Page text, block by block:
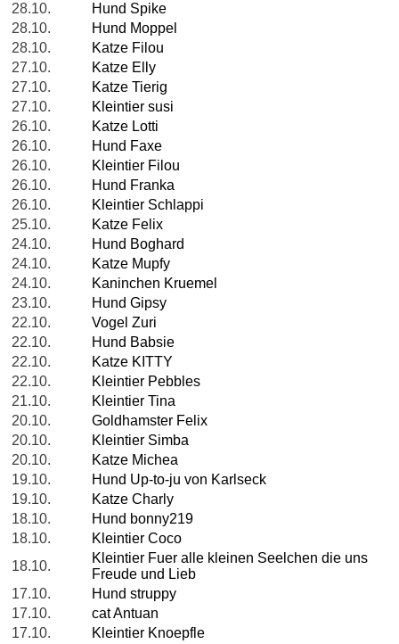
28.10.
Hund Spike
28.10.
Hund Moppel
28.10.
Katze Filou
27.10.
Katze Elly
27.10.
Katze Tierig
27.10.
Kleintier susi
26.10.
Katze Lotti
26.10.
Hund Faxe
26.10.
Kleintier Filou
26.10.
Hund Franka
26.10.
Kleintier Schlappi
25.10.
Katze Felix
24.10.
Hund Boghard
24.10.
Katze Mupfy
24.10.
Kaninchen Kruemel
23.10.
Hund Gipsy
22.10.
Vogel Zuri
22.10.
Hund Babsie
22.10.
Katze KITTY
22.10.
Kleintier Pebbles
21.10.
Kleintier Tina
20.10.
Goldhamster Felix
20.10.
Kleintier Simba
20.10.
Katze Michea
19.10.
Hund Up-to-ju von Karlseck
19.10.
Katze Charly
18.10.
Hund bonny219
18.10.
Kleintier Coco
18.10.
Kleintier Fuer alle kleinen Seelchen die uns
Freude und Lieb
17.10.
Hund struppy
17.10.
cat Antuan
17.10.
Kleintier Knoepfle